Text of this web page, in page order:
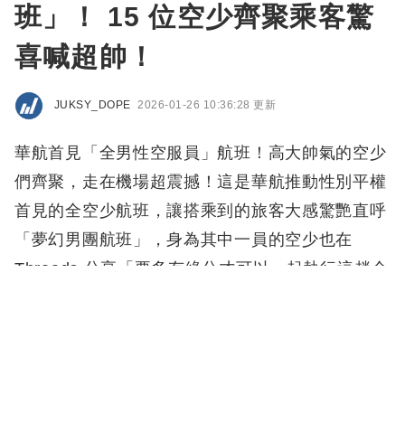
班」！ 15 位空少齊聚乘客驚
喜喊超帥！
JUKSY_DOPE 2026-01-26 10:36:28 更新
華航首見「全男性空服員」航班！高大帥氣的空少
們齊聚，走在機場超震撼！這是華航推動性別平權
首見的全空少航班，讓搭乘到的旅客大感驚艷直呼
「夢幻男團航班」，身為其中一員的空少也在
Threads 分享「要多有緣分才可以一起執行這趟全